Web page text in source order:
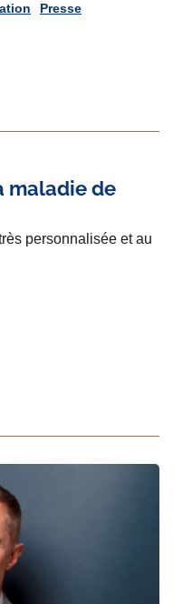
Presse
maladie de
personnalisée et au